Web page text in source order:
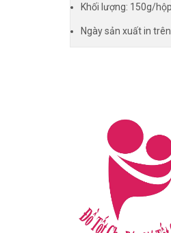
Khối lượng: 150g/hộp
Ngày sản xuất in